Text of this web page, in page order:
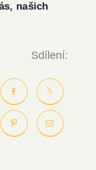
našich
Sdílení: